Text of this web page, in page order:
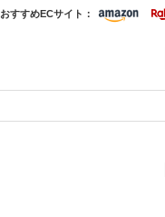
おすすめECサイト：